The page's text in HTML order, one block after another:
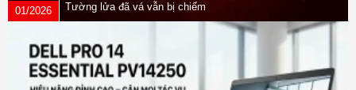
01/2026
Tường lửa đã vá vẫn bị chiếm
quyền